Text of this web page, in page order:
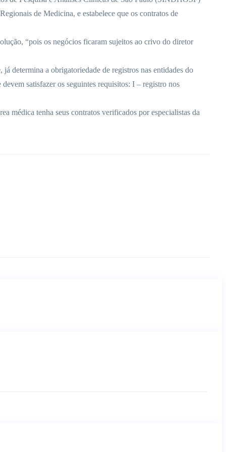
de Medicina, e estabelece que os contratos de
“pois os negócios ficaram sujeitos ao crivo do diretor
determina a obrigatoriedade de registros nas entidades do
satisfazer os seguintes requisitos: I – registro nos
médica tenha seus contratos verificados por especialistas da